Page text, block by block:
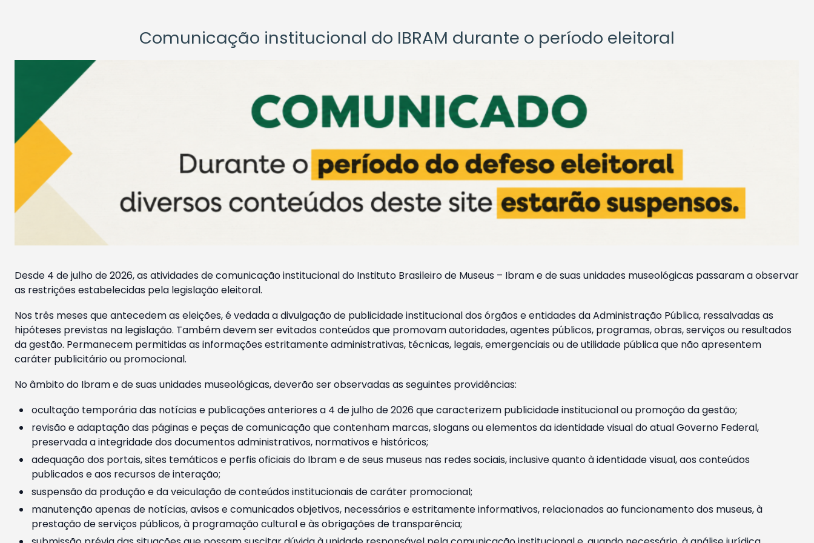
Comunicação institucional do IBRAM durante o período eleitoral
Desde 4 de julho de 2026, as atividades de comunicação institucional do Instituto Brasileiro de Museus – Ibram e de suas unidades museológicas passaram a observar
as restrições estabelecidas pela legislação eleitoral.
Nos três meses que antecedem as eleições, é vedada a divulgação de publicidade institucional dos órgãos e entidades da Administração Pública, ressalvadas as
hipóteses previstas na legislação. Também devem ser evitados conteúdos que promovam autoridades, agentes públicos, programas, obras, serviços ou resultados
da gestão. Permanecem permitidas as informações estritamente administrativas, técnicas, legais, emergenciais ou de utilidade pública que não apresentem
caráter publicitário ou promocional.
No âmbito do Ibram e de suas unidades museológicas, deverão ser observadas as seguintes providências:
ocultação temporária das notícias e publicações anteriores a 4 de julho de 2026 que caracterizem publicidade institucional ou promoção da gestão;
revisão e adaptação das páginas e peças de comunicação que contenham marcas, slogans ou elementos da identidade visual do atual Governo Federal,
preservada a integridade dos documentos administrativos, normativos e históricos;
adequação dos portais, sites temáticos e perfis oficiais do Ibram e de seus museus nas redes sociais, inclusive quanto à identidade visual, aos conteúdos
publicados e aos recursos de interação;
suspensão da produção e da veiculação de conteúdos institucionais de caráter promocional;
manutenção apenas de notícias, avisos e comunicados objetivos, necessários e estritamente informativos, relacionados ao funcionamento dos museus, à
prestação de serviços públicos, à programação cultural e às obrigações de transparência;